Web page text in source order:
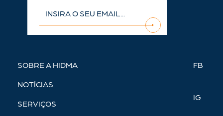
SOBRE A HIDMA
NOTÍCIAS
SERVIÇOS
FB
IG